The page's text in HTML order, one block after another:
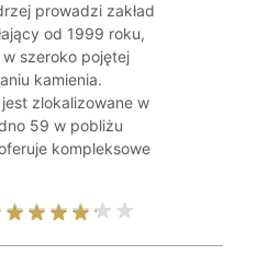
prowadzi zakład
od 1999 roku,
szeroko pojętej
kamienia.
zlokalizowane w
59 w pobliżu
kompleksowe